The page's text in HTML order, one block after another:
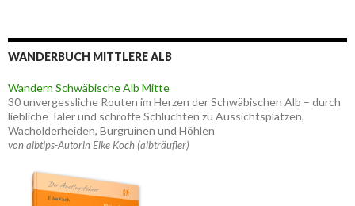
WANDERBUCH MITTLERE ALB
Wandern Schwäbische Alb Mitte
30 unvergessliche Routen im Herzen der Schwäbischen Alb – durch
liebliche Täler und schroffe Schluchten zu Aussichtsplätzen,
Wacholderheiden, Burgruinen und Höhlen
von albtips-Autorin Elke Koch (albträufler)